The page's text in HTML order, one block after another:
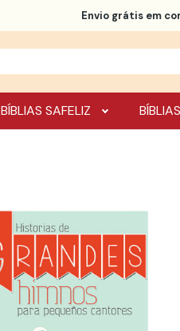
Envio grátisem
BÍBLIAS SAFELIZ BÍBLIAS